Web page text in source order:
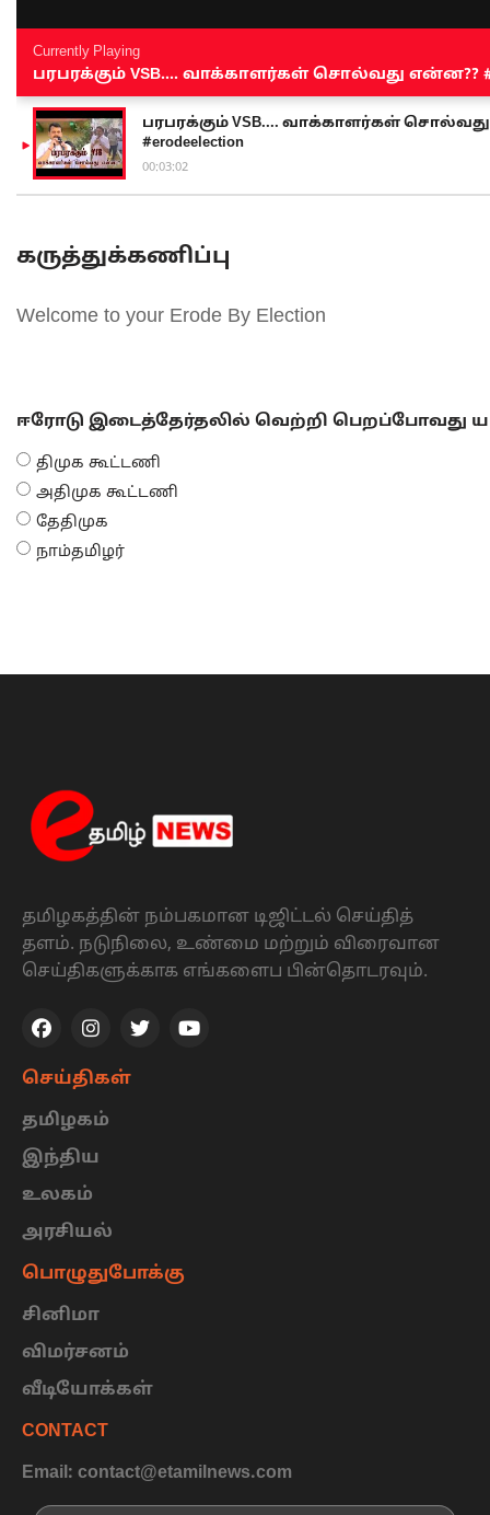
Currently Playing
பரபரக்கும் VSB.... வாக்காளர்கள் சொல்வது என்ன??
பரபரக்கும் VSB.... வாக்காளர்கள் சொல்வது
#erodeelection
00:03:02
கருத்துக்கணிப்பு
Welcome to your Erode By Election
ஈரோடு இடைத்தேர்தலில் வெற்றி பெறப்போவது
திமுக கூட்டணி
அதிமுக கூட்டணி
தேதிமுக
நாம்தமிழர்
தமிழகத்தின் நம்பகமான டிஜிட்டல் செய்தித்
தளம். நடுநிலை, உண்மை மற்றும் விரைவான
செய்திகளுக்காக எங்களைப பின்தொடரவும்.
செய்திகள்
தமிழகம்
இந்திய
உலகம்
அரசியல்
பொழுதுபோக்கு
சினிமா
விமர்சனம்
வீடியோக்கள்
CONTACT
Email: contact@etamilnews.com